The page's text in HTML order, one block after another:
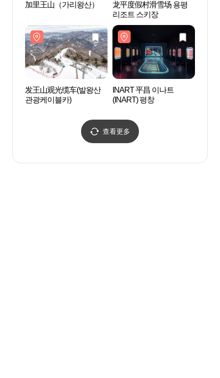
加里王山（가리왕산）
龙平度假村滑雪场 용평
리조트 스키장
发王山观光缆车(발왕산
관광케이블카)
INART 平昌 이나트
(INART) 평창
查看更多